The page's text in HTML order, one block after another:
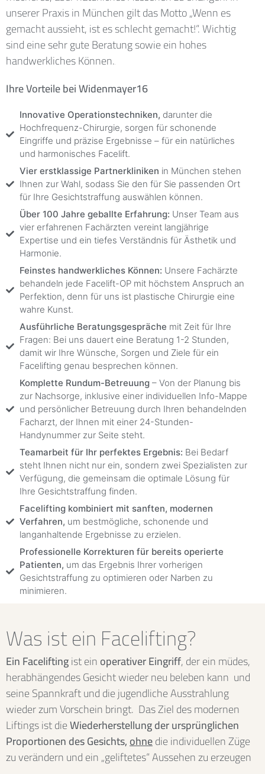
unserer Praxis in München gilt das Motto „Wenn es
gemacht aussieht, ist es schlecht gemacht!“. Wichtig
sind eine sehr gute Beratung sowie ein hohes
handwerkliches Können.
Ihre Vorteile bei Widenmayer16
Innovative Operationstechniken, darunter die
Hochfrequenz-Chirurgie, sorgen für schonende
Eingriffe und präzise Ergebnisse – für ein natürliches
und harmonisches Facelift.
Vier erstklassige Partnerkliniken in München stehen
Ihnen zur Wahl, sodass Sie den für Sie passenden Ort
für Ihre Gesichtstraffung auswählen können.
Über 100 Jahre geballte Erfahrung: Unser Team aus
vier erfahrenen Fachärzten vereint langjährige
Expertise und ein tiefes Verständnis für Ästhetik und
Harmonie.
Feinstes handwerkliches Können: Unsere Fachärzte
behandeln jede Facelift-OP mit höchstem Anspruch an
Perfektion, denn für uns ist plastische Chirurgie eine
wahre Kunst.
Ausführliche Beratungsgespräche mit Zeit für Ihre
Fragen: Bei uns dauert eine Beratung 1-2 Stunden,
damit wir Ihre Wünsche, Sorgen und Ziele für ein
Facelifting genau besprechen können.
Komplette Rundum-Betreuung – Von der Planung bis
zur Nachsorge, inklusive einer individuellen Info-Mappe
und persönlicher Betreuung durch Ihren behandelnden
Facharzt, der Ihnen mit einer 24-Stunden-
Handynummer zur Seite steht.
Teamarbeit für Ihr perfektes Ergebnis: Bei Bedarf
steht Ihnen nicht nur ein, sondern zwei Spezialisten zur
Verfügung, die gemeinsam die optimale Lösung für
Ihre Gesichtstraffung finden.
Facelifting kombiniert mit sanften, modernen
Verfahren, um bestmögliche, schonende und
langanhaltende Ergebnisse zu erzielen.
Professionelle Korrekturen für bereits operierte
Patienten, um das Ergebnis Ihrer vorherigen
Gesichtstraffung zu optimieren oder Narben zu
minimieren.
Was ist ein Facelifting?
Ein Faceliftingist einoperativer Eingriff, der ein müdes,
herabhängendes Gesicht wieder neu beleben kann und
seine Spannkraft und die jugendliche Ausstrahlung
wieder zum Vorschein bringt. Das Ziel des modernen
Liftings ist dieWiederherstellung der ursprünglichen
Proportionen des Gesichts,ohnedie individuellen Züge
zu verändern und ein „geliftetes“ Aussehen zu erzeugen